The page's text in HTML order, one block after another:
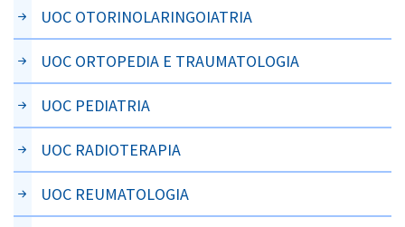
UOC OTORINOLARINGOIATRIA
UOC ORTOPEDIA E TRAUMATOLOGIA
UOC PEDIATRIA
UOC RADIOTERAPIA
UOC REUMATOLOGIA